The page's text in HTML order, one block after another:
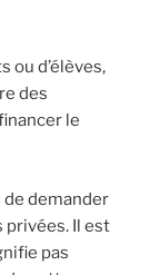
ou d’élèves,
des
le
de demander
privées. Il est
pas